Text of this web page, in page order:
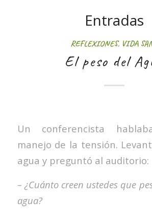
Entradas
REFLEXIONES, VIDA
El peso del
Un conferencista
manejo de la tensión.
agua y preguntó al auditorio:
– ¿Cuánto creen ustedes que
agua?